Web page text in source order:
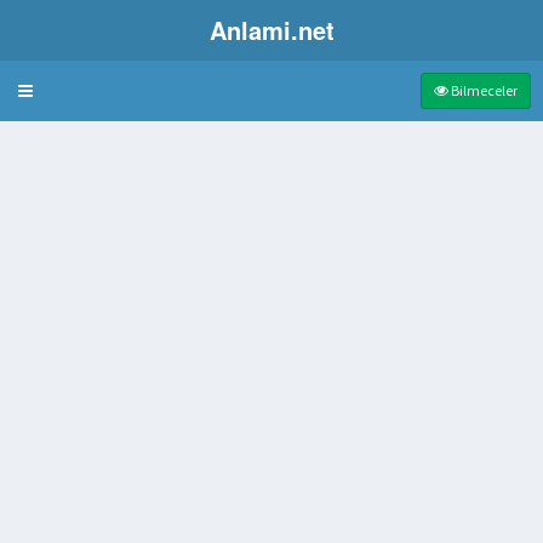
Anlami.net
Bulmaca Bilmeceler